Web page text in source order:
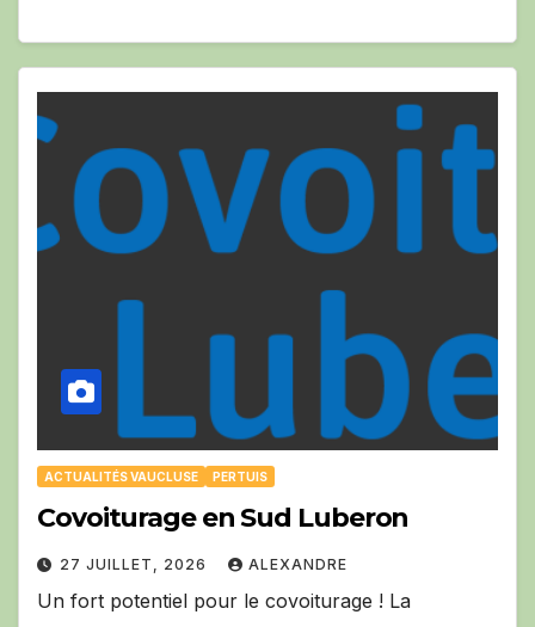
ACTUALITÉS VAUCLUSE PERTUIS
Covoiturage en Sud Luberon
27 JUILLET, 2026 ALEXANDRE
Un fort potentiel pour le covoiturage ! La